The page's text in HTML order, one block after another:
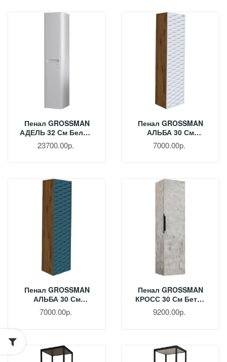
Пенал GROSSMAN
АДЕЛЬ 32 См Белый
303201
23700.00р.
Пенал GROSSMAN
АЛЬБА 30 См
Веллингтон/белый
303009
7000.00р.
Пенал GROSSMAN
АЛЬБА 30 См
Веллингтон/бриз
303010
7000.00р.
Пенал GROSSMAN
КРОСС 30 См Бетон
303006
9200.00р.